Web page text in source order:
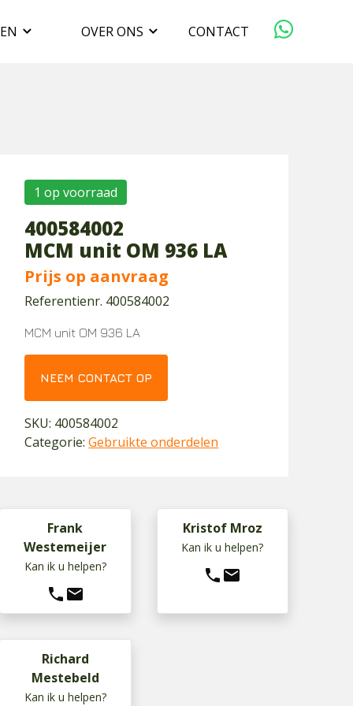
OVER ONS
DUURZAAMHEID
WERKEN BIJ
CONTACT
1 op voorraad
400584002
MCM unit OM 936 LA
Prijs op aanvraag
Referentienr. 400584002
MCM unit OM 936 LA
NEEM CONTACT OP
SKU: 400584002
Categorie:Gebruikte onderdelen
Frank
Westemeijer
Kan ik u helpen?
phone mail
Kristof Mroz
Kan ik u helpen?
phone mail
Richard
Mestebeld
Kan ik u helpen?